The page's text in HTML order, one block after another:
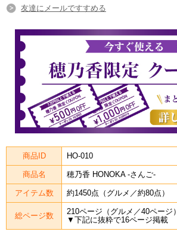
友達にメールですすめる
商品ID HO-010
商品名 穂乃香 HONOKA -さんご-
アイテム数 約1450点（グルメ／約80点）
総ページ数
210ページ（グルメ／40ページ）
▼下記に抜粋で16ページ掲載